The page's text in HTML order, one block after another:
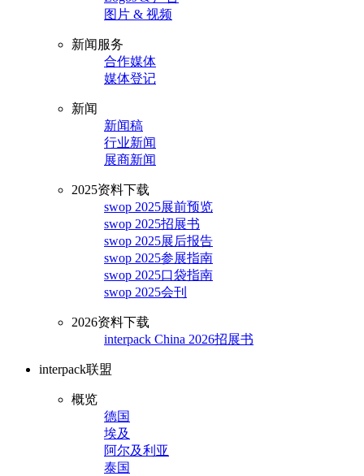
图片 & 视频
新闻服务
合作媒体
媒体登记
新闻
新闻稿
行业新闻
展商新闻
2025资料下载
swop 2025展前预览
swop 2025招展书
swop 2025展后报告
swop 2025参展指南
swop 2025口袋指南
swop 2025会刊
2026资料下载
interpack China 2026招展书
interpack联盟
概览
德国
埃及
阿尔及利亚
泰国